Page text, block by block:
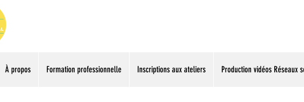
À propos Formation professionnelle Inscriptions aux ateliers Production vidéos Réseaux